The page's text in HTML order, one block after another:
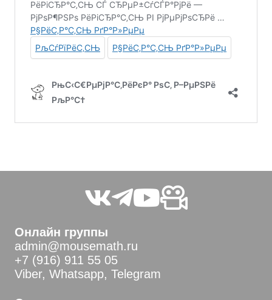
Онлайн группы
admin@mousemath.ru
+7 (916) 911 55 05
Viber, Whatsapp, Telegram